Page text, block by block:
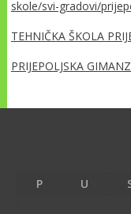
skole/svi-gradovi/
TEHNIČKA ŠKOLA
PRIJEPOLJSKA
P U